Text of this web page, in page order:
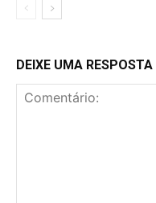
DEIXE UMA RESPOSTA